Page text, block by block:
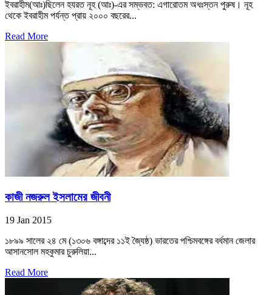
ইবরাহীম(আঃ)ছিলেন হযরত নূহ (আঃ)-এর সম্ভবত: এগারোতম অধঃস্তন পুরুষ। নূহ
থেকে ইবরাহীম পর্যন্ত প্রায় ২০০০ বছরের...
Read More
কাজী নজরুল ইসলামের জীবনী
19 Jan 2015
১৮৯৯ সালের ২৪ মে (১৩০৬ বঙ্গাব্দের ১১ই জ্যৈষ্ঠ) ভারতের পশ্চিমবঙ্গের বর্ধমান জেলার
আসানসোল মহকুমার চুরুলিয়া...
Read More